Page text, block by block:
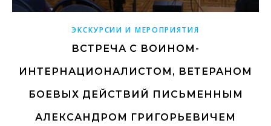
ЭКСКУРСИИ И МЕРОПРИЯТИЯ
ВСТРЕЧА С ВОИНОМ-
ИНТЕРНАЦИОНАЛИСТОМ, ВЕТЕРАНОМ
БОЕВЫХ ДЕЙСТВИЙ ПИСЬМЕННЫМ
АЛЕКСАНДРОМ ГРИГОРЬЕВИЧЕМ